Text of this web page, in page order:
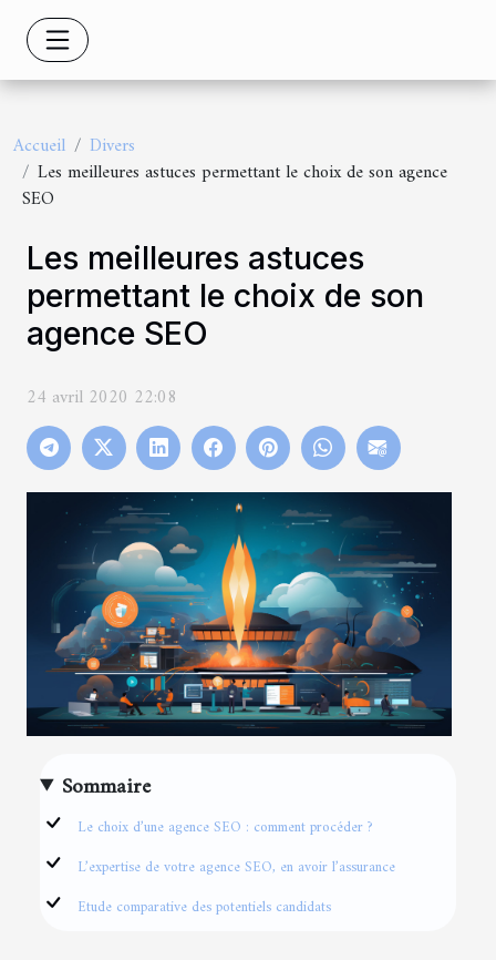
Accueil
Divers
Les meilleures astuces permettant le choix de son agence
SEO
Les meilleures astuces
permettant le choix de son
agence SEO
24 avril 2020 22:08
Sommaire
Le choix d’une agence SEO : comment procéder ?
L’expertise de votre agence SEO, en avoir l’assurance
Etude comparative des potentiels candidats